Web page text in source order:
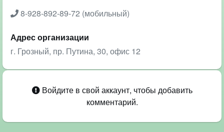
8-928-892-89-72 (мобильный)
Адрес организации
г. Грозный, пр. Путина, 30, офис 12
Войдите в свой аккаунт, чтобы добавить
комментарий.